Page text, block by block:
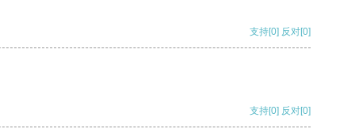
支持[0] 反对[0]
支持[0] 反对[0]